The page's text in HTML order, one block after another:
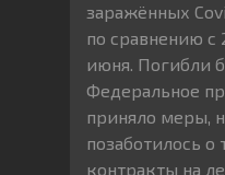
заражённых
по сравнению с
июня. Погибли
Федеральное
приняло меры,
позаботилось о
контракты на